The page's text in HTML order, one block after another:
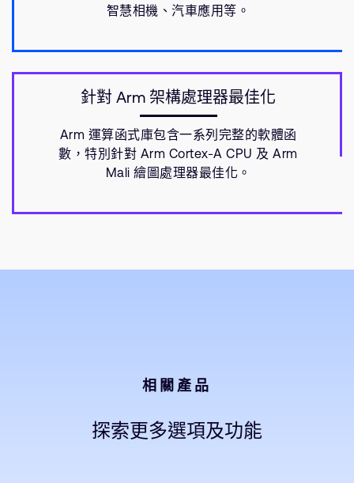
智慧相機、汽車應用等。
針對 Arm 架構處理器最佳化
Arm 運算函式庫包含一系列完整的軟體函
數，特別針對 Arm Cortex-A CPU 及 Arm
Mali 繪圖處理器最佳化。
相關產品
探索更多選項及功能